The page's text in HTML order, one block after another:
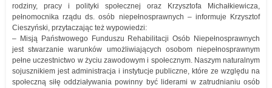
rodziny, pracy i polityki społecznej oraz Krzysztofa Michałkiewicza,
pełnomocnika rządu ds. osób niepełnosprawnych – informuje Krzysztof
Cieszyński, przytaczając też wypowiedzi:
– Misją Państwowego Funduszu Rehabilitacji Osób Niepełnosprawnych
jest stwarzanie warunków umożliwiających osobom niepełnosprawnym
pełne uczestnictwo w życiu zawodowym i społecznym. Naszym naturalnym
sojusznikiem jest administracja i instytucje publiczne, które ze względu na
społeczną siłę oddziaływania powinny być liderami w zatrudnianiu osób